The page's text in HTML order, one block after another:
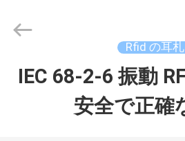
家
Rfid の耳札
IEC 68-2-6 振動
安全で正確